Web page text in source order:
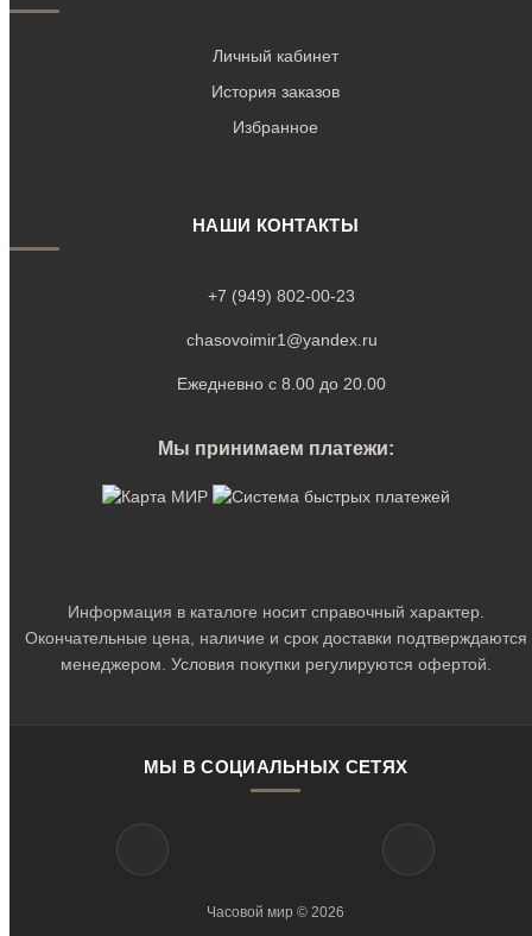
Личный кабинет
История заказов
Избранное
НАШИ КОНТАКТЫ
+7 (949) 802-00-23
chasovoimir1@yandex.ru
Ежедневно с 8.00 до 20.00
Мы принимаем платежи:
Информация в каталоге носит справочный характер.
Окончательные цена, наличие и срок доставки подтверждаются
менеджером. Условия покупки регулируются офертой.
МЫ В СОЦИАЛЬНЫХ СЕТЯХ
Часовой мир © 2026